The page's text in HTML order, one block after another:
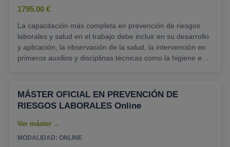
1795.00 €
La capacitación más completa en prevención de riesgos
laborales y salud en el trabajo debe incluir en su desarrollo
y aplicación, la observación de la salud, la intervención en
primeros auxilios y disciplinas técnicas como la higiene en
la responsabilidad tan crucial como la evaluación de riesgos
y posibles perjuicios para la salud de los trabajadores, y
MÁSTER OFICIAL EN PREVENCIÓN DE
RIESGOS LABORALES Online
MODALIDAD: ONLINE